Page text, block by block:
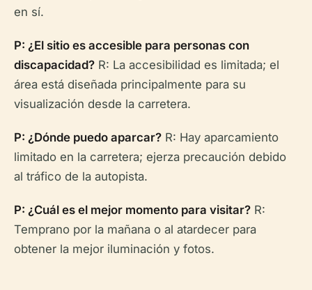
en sí.
P: ¿El sitio es accesible para personas con
discapacidad? R: La accesibilidad es limitada; el
área está diseñada principalmente para su
visualización desde la carretera.
P: ¿Dónde puedo aparcar? R: Hay aparcamiento
limitado en la carretera; ejerza precaución debido
al tráfico de la autopista.
P: ¿Cuál es el mejor momento para visitar? R:
Temprano por la mañana o al atardecer para
obtener la mejor iluminación y fotos.